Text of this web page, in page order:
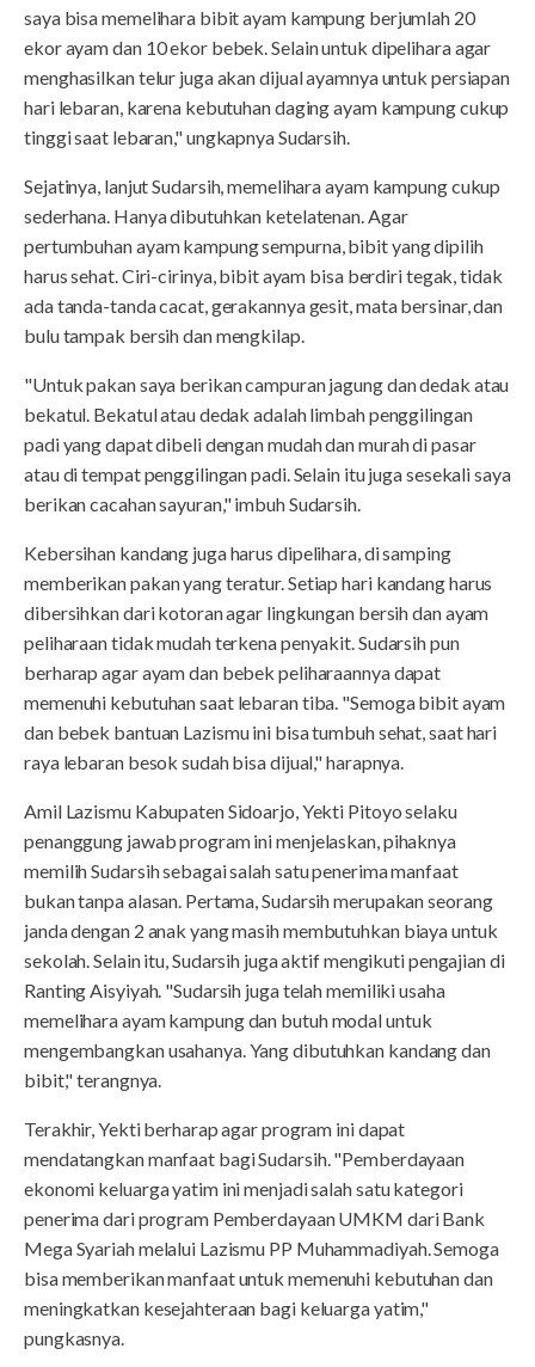
saya bisa memelihara bibit ayam kampung berjumlah 20
ekor ayam dan 10 ekor bebek. Selain untuk dipelihara agar
menghasilkan telur juga akan dijual ayamnya untuk persiapan
hari lebaran, karena kebutuhan daging ayam kampung cukup
tinggi saat lebaran," ungkapnya Sudarsih.
Sejatinya, lanjut Sudarsih, memelihara ayam kampung cukup
sederhana. Hanya dibutuhkan ketelatenan. Agar
pertumbuhan ayam kampung sempurna, bibit yang dipilih
harus sehat. Ciri-cirinya, bibit ayam bisa berdiri tegak, tidak
ada tanda-tanda cacat, gerakannya gesit, mata bersinar, dan
bulu tampak bersih dan mengkilap.
"Untuk pakan saya berikan campuran jagung dan dedak atau
bekatul. Bekatul atau dedak adalah limbah penggilingan
padi yang dapat dibeli dengan mudah dan murah di pasar
atau di tempat penggilingan padi. Selain itu juga sesekali saya
berikan cacahan sayuran," imbuh Sudarsih.
Kebersihan kandang juga harus dipelihara, di samping
memberikan pakan yang teratur. Setiap hari kandang harus
dibersihkan dari kotoran agar lingkungan bersih dan ayam
peliharaan tidak mudah terkena penyakit. Sudarsih pun
berharap agar ayam dan bebek peliharaannya dapat
memenuhi kebutuhan saat lebaran tiba. "Semoga bibit ayam
dan bebek bantuan Lazismu ini bisa tumbuh sehat, saat hari
raya lebaran besok sudah bisa dijual," harapnya.
Amil Lazismu Kabupaten Sidoarjo, Yekti Pitoyo selaku
penanggung jawab program ini menjelaskan, pihaknya
memilih Sudarsih sebagai salah satu penerima manfaat
bukan tanpa alasan. Pertama, Sudarsih merupakan seorang
janda dengan 2 anak yang masih membutuhkan biaya untuk
sekolah. Selain itu, Sudarsih juga aktif mengikuti pengajian di
Ranting Aisyiyah. "Sudarsih juga telah memiliki usaha
memelihara ayam kampung dan butuh modal untuk
mengembangkan usahanya. Yang dibutuhkan kandang dan
bibit," terangnya.
Terakhir, Yekti berharap agar program ini dapat
mendatangkan manfaat bagi Sudarsih. "Pemberdayaan
ekonomi keluarga yatim ini menjadi salah satu kategori
penerima dari program Pemberdayaan UMKM dari Bank
Mega Syariah melalui Lazismu PP Muhammadiyah. Semoga
bisa memberikan manfaat untuk memenuhi kebutuhan dan
meningkatkan kesejahteraan bagi keluarga yatim,"
pungkasnya.